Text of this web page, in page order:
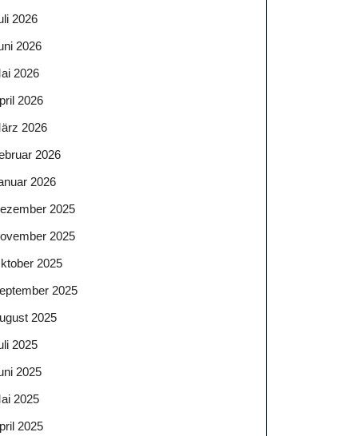
2026
2026
2026
2026
2026
2026
2026
2025
2025
2025
2025
2025
2025
2025
2025
2025